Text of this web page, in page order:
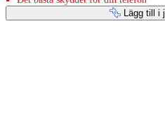
Lägg till i